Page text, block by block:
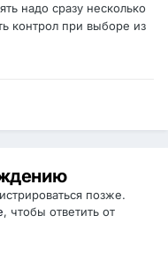
надо сразу несколько
контрол при выборе из
позже.
, чтобы ответить от